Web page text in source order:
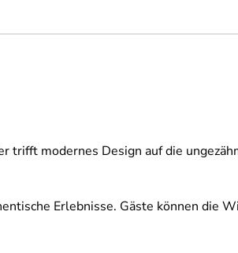
trifft modernes Design auf die
Erlebnisse. Gäste können die